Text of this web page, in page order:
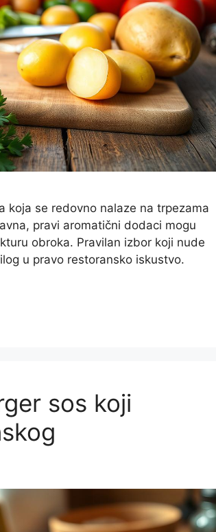
koja se redovno nalaze na trpezama
pravi aromatični dodaci mogu
obroka. Pravilan izbor koji nude
u pravo restoransko iskustvo.
sos koji